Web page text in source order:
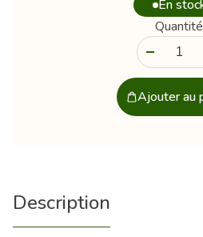
En
Quantité
Ajouter au
Description